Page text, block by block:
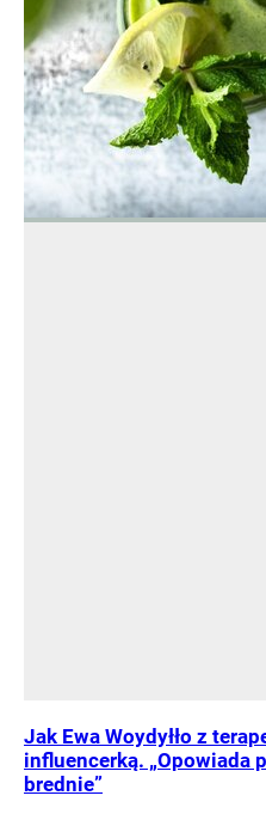
Jak Ewa Woydyłło z
influencerką. „Opowiada
brednie”